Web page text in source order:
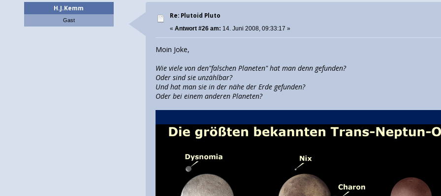
H.J.Kemm
Gast
Re: Plutoid Pluto
«Antwort #26 am: 14. Juni 2008, 09:33:17 »
Moin Joke,
Wie viele von den"falschen Planeten" hat man denn gefunden?
Oder sind sie unzählbar?
Und hat man sie in der nähe der Erde gefunden?
Oder bei einem anderen Planeten?